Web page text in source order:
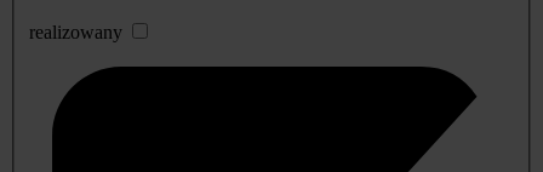
realizowany